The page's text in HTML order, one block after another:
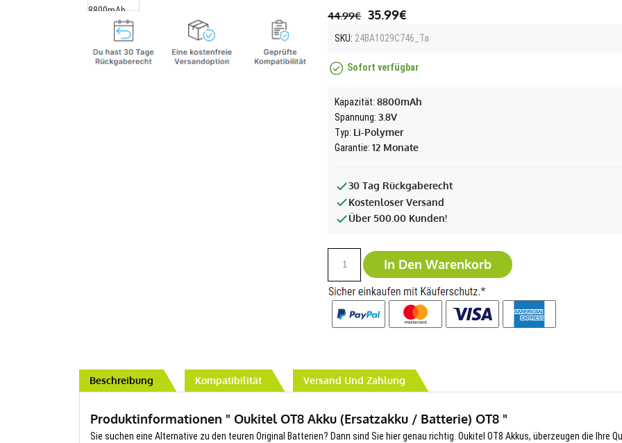
44.99€ 35.99€
SKU: 24BA1029C746_Ta
Sofort verfügbar
Kapazität:8800mAh
Spannung:3.8V
Typ: Li-Polymer
Garantie:12 Monate
30 Tag Rückgaberecht
Kostenloser Versand
Über 500.00 Kunden!
In Den Warenkorb
Beschreibung Kompatibilität Versand Und Zahlung
Produktinformationen " Oukitel OT8 Akku (Ersatzakku / Batterie) OT8 "
Sie suchen eine Alternative zu den teuren Original Batterien? Dann sind Sie hier genau richtig. Oukitel OT8 Akkus, überzeugen die Ihre